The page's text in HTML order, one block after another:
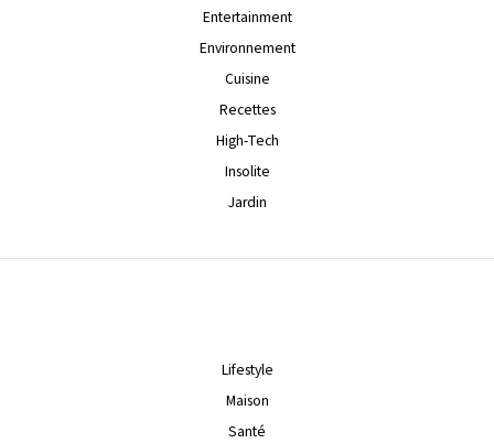
Entertainment
Environnement
Cuisine
Recettes
High-Tech
Insolite
Jardin
Lifestyle
Maison
Santé